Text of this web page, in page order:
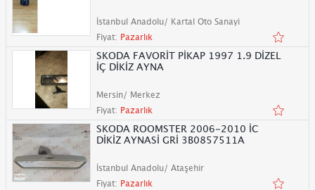
İstanbul Anadolu/ Kartal Oto Sanayi
Fiyat: Pazarlık
SKODA FAVORİT PİKAP 1997 1.9 DİZEL
İÇ DİKİZ AYNA
Mersin/ Merkez
Fiyat: Pazarlık
SKODA ROOMSTER 2006-2010 İC
DİKİZ AYNASİ GRİ 3B0857511A
İstanbul Anadolu/ Ataşehir
Fiyat: Pazarlık